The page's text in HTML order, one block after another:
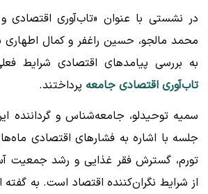
در نشستی با عنوان «تاب‌آوری
محمد مالجو، حسین راغفر و کمال اطهاری
به بررسی پیامدهای اقتصادی شرایط
تاب‌آوری اقتصادی جامعه پرداختند.
سمیه توحیدلو، جامعه‌شناس و گرداننده
جلسه با اشاره به فشارهای اقتصادی
تورم، گسترش فقر غذایی و رشد جمعیت
از شرایط نگران‌کننده اقتصاد است. به